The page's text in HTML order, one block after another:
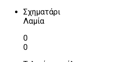
Σχηματάρι
Λαμία
0
0